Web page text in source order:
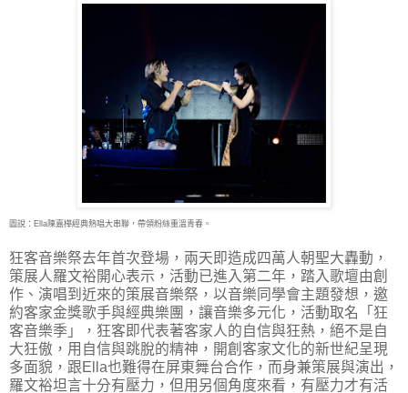
圖說：Ella陳嘉樺經典熱唱大串聯，帶領粉絲重溫青春。
狂客音樂祭去年首次登場，兩天即造成四萬人朝聖大轟動，
策展人羅文裕開心表示，活動已進入第二年，踏入歌壇由創
作、演唱到近來的策展音樂祭，以音樂同學會主題發想，邀
約客家金獎歌手與經典樂團，讓音樂多元化，活動取名「狂
客音樂季」，狂客即代表著客家人的自信與狂熱，絕不是自
大狂傲，用自信與跳脫的精神，開創客家文化的新世紀呈現
多面貌，跟Ella也難得在屏東舞台合作，而身兼策展與演出，
羅文裕坦言十分有壓力，但用另個角度來看，有壓力才有活